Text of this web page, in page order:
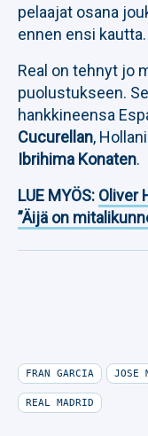
pelaajat osana
ennen ensi kautta.
Real on tehnyt jo
puolustukseen.
hankkineensa
Cucurellan,
Ibrihima Konaten.
LUE MYÖS: Oliver
”Äijä on
FRAN GARCIA JOSE
REAL MADRID